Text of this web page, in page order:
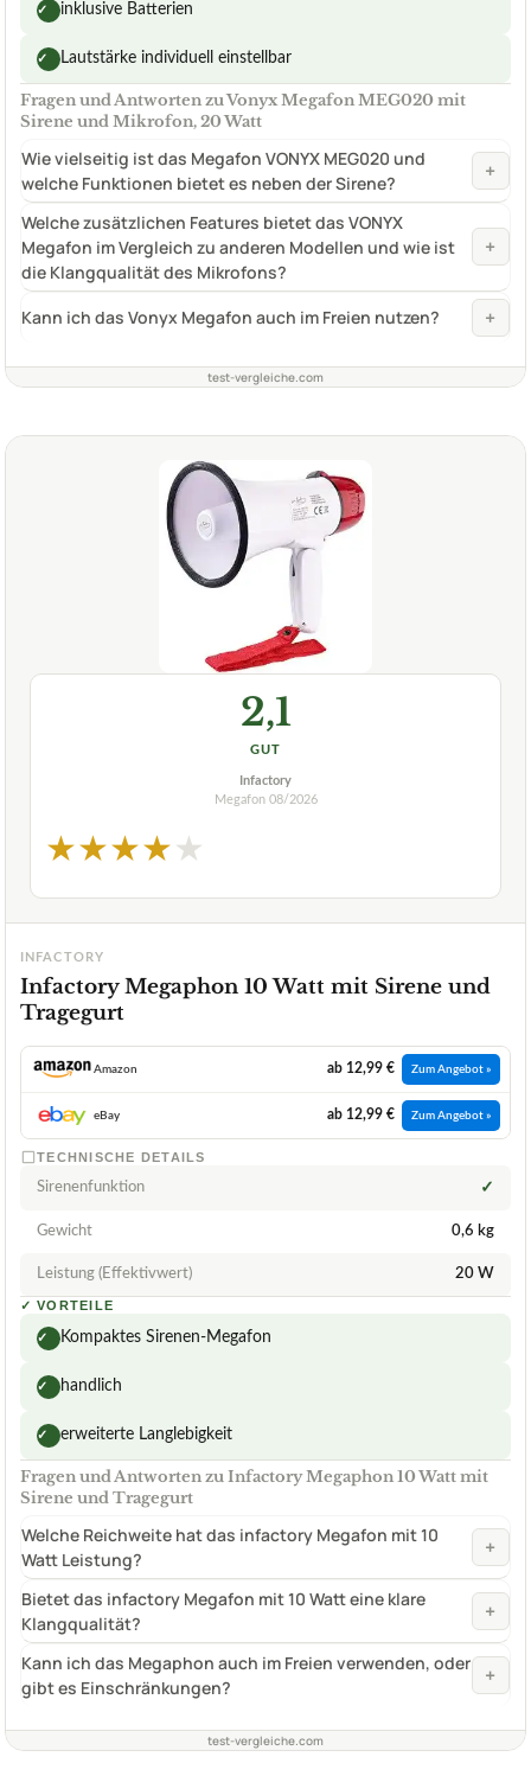
✓ inklusive Batterien
✓ Lautstärke individuell einstellbar
Fragen und Antworten zu Vonyx Megafon MEG020 mit
Sirene und Mikrofon, 20 Watt
Wie vielseitig ist das Megafon VONYX MEG020 und
welche Funktionen bietet es neben der Sirene?
+
Welche zusätzlichen Features bietet das VONYX
Megafon im Vergleich zu anderen Modellen und wie ist
die Klangqualität des Mikrofons?
+
Kann ich das Vonyx Megafon auch im Freien nutzen? +
test-vergleiche.com
2,1
GUT
Infactory
Megafon 08/2026
★★★★★
INFACTORY
Infactory Megaphon 10 Watt mit Sirene und
Tragegurt
Amazon ab 12,99 € Zum Angebot »
eBay ab 12,99 € Zum Angebot »
TECHNISCHE DETAILS
Sirenenfunktion ✓
Gewicht 0,6 kg
Leistung (Effektivwert) 20 W
✓ VORTEILE
✓ Kompaktes Sirenen-Megafon
✓ handlich
✓ erweiterte Langlebigkeit
Fragen und Antworten zu Infactory Megaphon 10 Watt mit
Sirene und Tragegurt
Welche Reichweite hat das infactory Megafon mit 10
Watt Leistung?
+
Bietet das infactory Megafon mit 10 Watt eine klare
Klangqualität?
+
Kann ich das Megaphon auch im Freien verwenden, oder
gibt es Einschränkungen?
+
test-vergleiche.com